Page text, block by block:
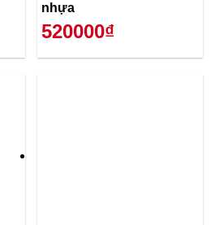
nhựa
520000₫